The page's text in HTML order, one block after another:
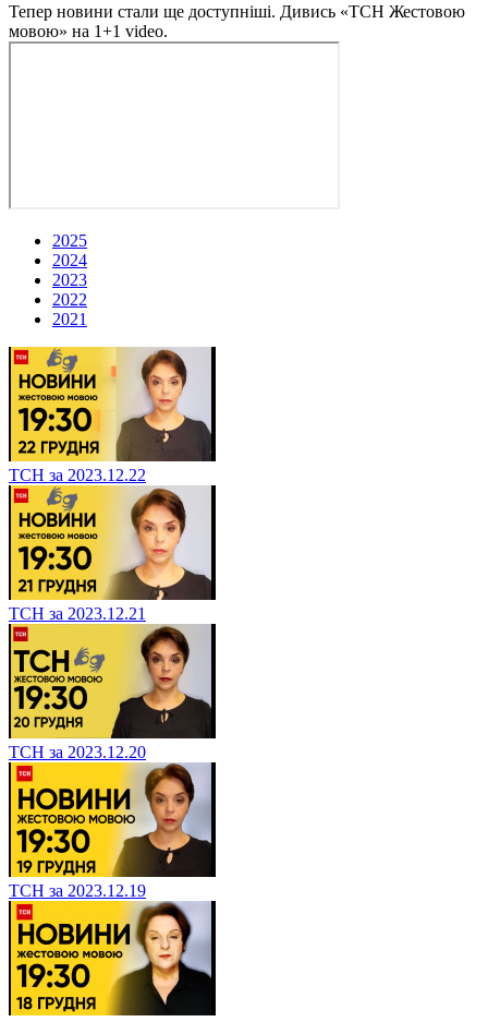
Тепер новини стали ще доступніші. Дивись «ТСН Жестовою
мовою» на 1+1 video.
2025
2024
2023
2022
2021
ТСН за 2023.12.22
ТСН за 2023.12.21
ТСН за 2023.12.20
ТСН за 2023.12.19